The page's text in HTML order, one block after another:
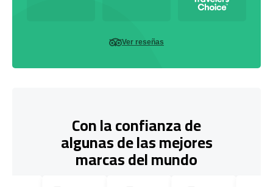
Ver reseñas
Con la confianza de
algunas de las mejores
marcas del mundo